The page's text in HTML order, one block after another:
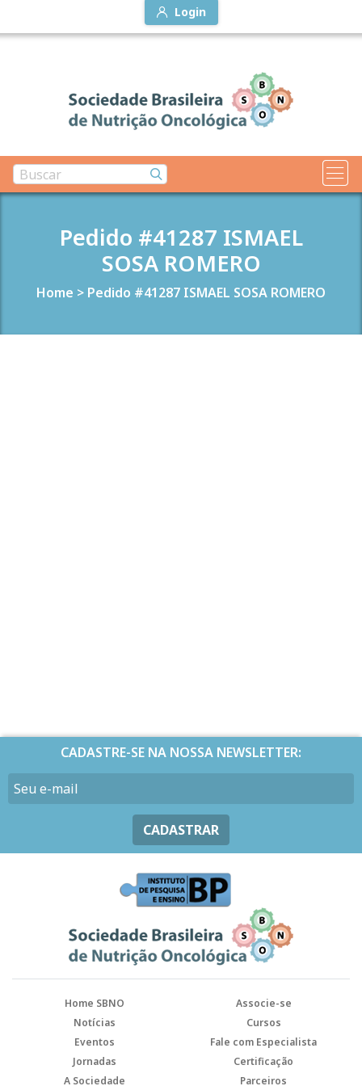
Login
Pedido #41287 ISMAEL
SOSA ROMERO
Home > Pedido #41287 ISMAEL SOSA ROMERO
CADASTRE-SE NA NOSSA NEWSLETTER:
CADASTRAR
Home SBNO
Associe-se
Notícias
Cursos
Eventos
Fale com Especialista
Jornadas
Certificação
A Sociedade
Parceiros